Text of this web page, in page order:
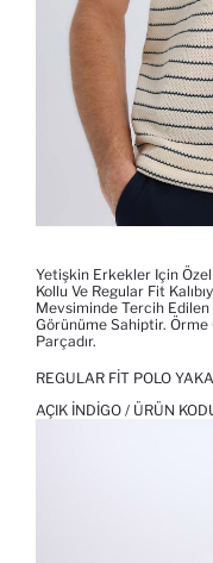
Yetişkin Erkekler Için Özel
Kollu Ve Regular Fit
Mevsiminde Tercih
Görünüme Sahiptir.
Parçadır.
REGULAR FIT POLO
AÇIK İNDIGO / ÜRÜN